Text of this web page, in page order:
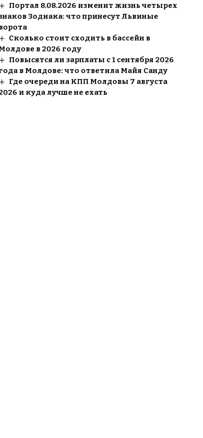
Портал 8.08.2026 изменит жизнь четырех
Зодиака: что принесут Львиные
Сколько стоит сходить в бассейн в
в 2026 году
Повысятся ли зарплаты с 1 сентября 2026
в Молдове: что ответила Майя Санду
Где очереди на КПП Молдовы 7 августа
и куда лучше не ехать